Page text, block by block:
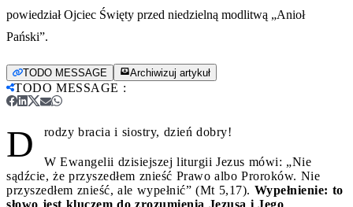
powiedział Ojciec Święty przed niedzielną modlitwą „Anioł
Pański”.
TODO MESSAGE Archiwizuj artykuł
TODO MESSAGE :
D rodzy bracia i siostry, dzień dobry!
W Ewangelii dzisiejszej liturgii Jezus mówi: „Nie
sądźcie, że przyszedłem znieść Prawo albo Proroków. Nie
przyszedłem znieść, ale wypełnić” (Mt 5,17). Wypełnienie: to
słowo jest kluczem do zrozumienia Jezusa i Jego